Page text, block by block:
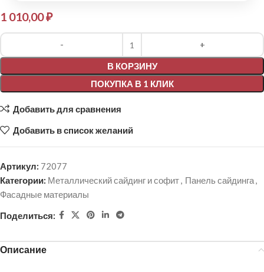
1 010,00₽
В КОРЗИНУ
ПОКУПКА В 1 КЛИК
Alternative:
Добавить для сравнения
Добавить в список желаний
Артикул: 72077
Категории: Металлический сайдинг и софит, Панель сайдинга,
Фасадные материалы
Поделиться:
Описание